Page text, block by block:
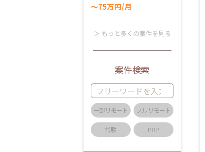
〜75万円/月
＞ もっと多くの案件を見る
案件検索
一部リモート フルリモート
常駐 PHP